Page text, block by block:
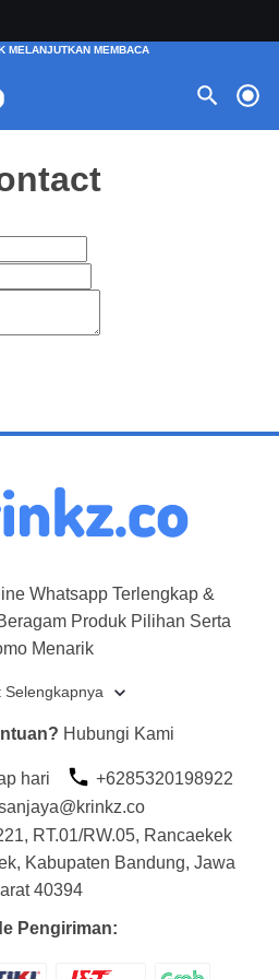
Whatsapp Terlengkap &
Produk Pilihan Serta
Menarik
Selengkapnya
Hubungi Kami
hari
+6285320198922
RT.01/RW.05, Rancaekek
Kabupaten Bandung, Jawa
40394
Pengiriman: